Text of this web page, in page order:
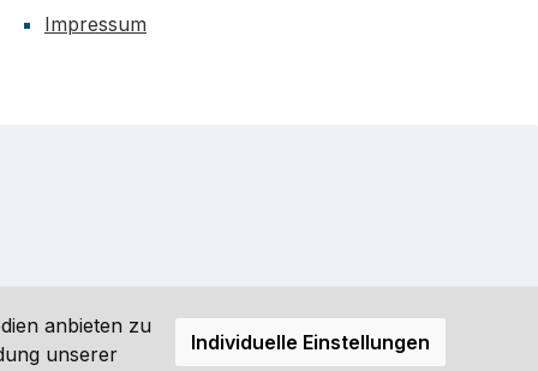
Impressum
anbieten zu
unserer
Individuelle Einstellungen